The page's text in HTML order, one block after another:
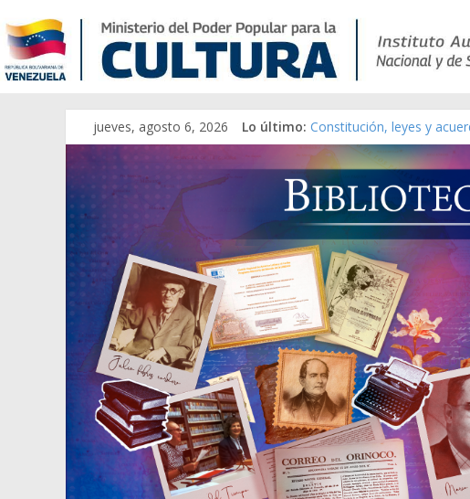
jueves, agosto 6, 2026 Lo último: Constitución, leyes y
Una Parálisis [material
Modesta Bor Sánchez
Gaceta Oficial de la
Catálogo temático de